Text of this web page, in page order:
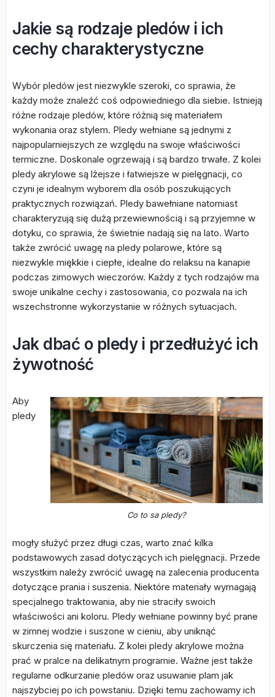
Jakie są rodzaje pledów i ich
cechy charakterystyczne
Wybór pledów jest niezwykle szeroki, co sprawia, że
każdy może znaleźć coś odpowiedniego dla siebie. Istnieją
różne rodzaje pledów, które różnią się materiałem
wykonania oraz stylem. Pledy wełniane są jednymi z
najpopularniejszych ze względu na swoje właściwości
termiczne. Doskonale ogrzewają i są bardzo trwałe. Z kolei
pledy akrylowe są lżejsze i łatwiejsze w pielęgnacji, co
czyni je idealnym wyborem dla osób poszukujących
praktycznych rozwiązań. Pledy bawełniane natomiast
charakteryzują się dużą przewiewnością i są przyjemne w
dotyku, co sprawia, że świetnie nadają się na lato. Warto
także zwrócić uwagę na pledy polarowe, które są
niezwykle miękkie i ciepłe, idealne do relaksu na kanapie
podczas zimowych wieczorów. Każdy z tych rodzajów ma
swoje unikalne cechy i zastosowania, co pozwala na ich
wszechstronne wykorzystanie w różnych sytuacjach.
Jak dbać o pledy i przedłużyć ich
żywotność
Co to sa pledy?
Aby
pledy
mogły służyć przez długi czas, warto znać kilka
podstawowych zasad dotyczących ich pielęgnacji. Przede
wszystkim należy zwrócić uwagę na zalecenia producenta
dotyczące prania i suszenia. Niektóre materiały wymagają
specjalnego traktowania, aby nie straciły swoich
właściwości ani koloru. Pledy wełniane powinny być prane
w zimnej wodzie i suszone w cieniu, aby uniknąć
skurczenia się materiału. Z kolei pledy akrylowe można
prać w pralce na delikatnym programie. Ważne jest także
regularne odkurzanie pledów oraz usuwanie plam jak
najszybciej po ich powstaniu. Dzięki temu zachowamy ich